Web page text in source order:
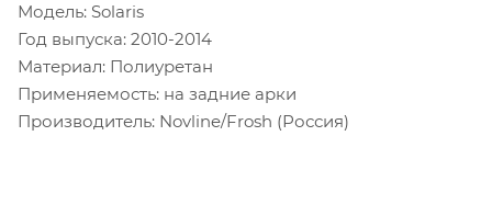
Модель: Solaris
Год выпуска: 2010-2014
Материал: Полиуретан
Применяемость: на задние арки
Производитель: Novline/Frosh (Россия)